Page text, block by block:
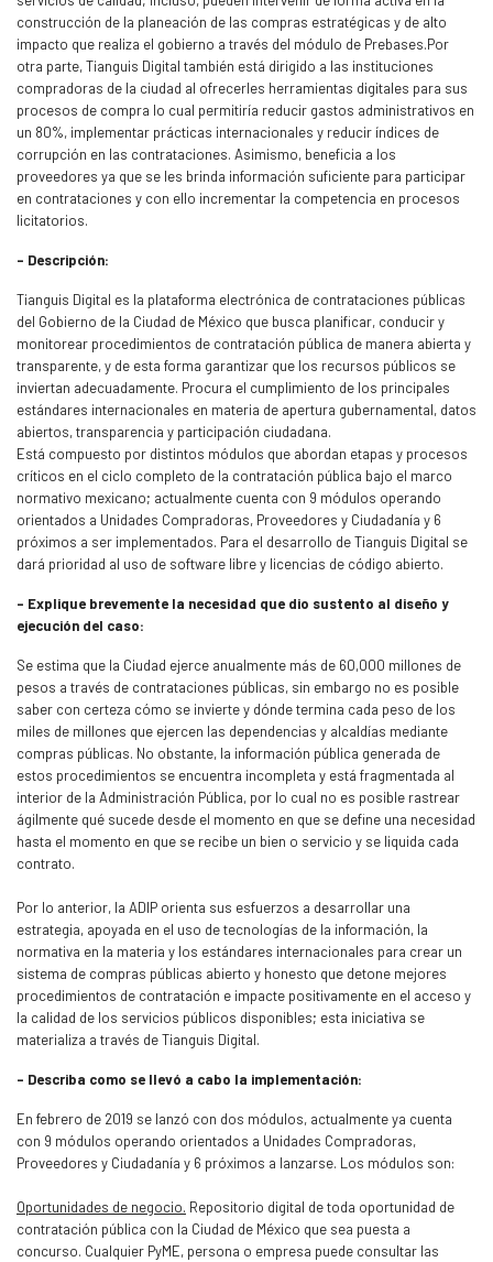
construcción de la planeación de las compras estratégicas y de alto
impacto que realiza el gobierno a través del módulo de Prebases.Por
otra parte, Tianguis Digital también está dirigido a las instituciones
compradoras de la ciudad al ofrecerles herramientas digitales para sus
procesos de compra lo cual permitiría reducir gastos administrativos en
un 80%, implementar prácticas internacionales y reducir índices de
corrupción en las contrataciones. Asimismo, beneficia a los
proveedores ya que se les brinda información suficiente para participar
en contrataciones y con ello incrementar la competencia en procesos
licitatorios.
- Descripción:
Tianguis Digital es la plataforma electrónica de contrataciones públicas
del Gobierno de la Ciudad de México que busca planificar, conducir y
monitorear procedimientos de contratación pública de manera abierta y
transparente, y de esta forma garantizar que los recursos públicos se
inviertan adecuadamente. Procura el cumplimiento de los principales
estándares internacionales en materia de apertura gubernamental, datos
abiertos, transparencia y participación ciudadana.
Está compuesto por distintos módulos que abordan etapas y procesos
críticos en el ciclo completo de la contratación pública bajo el marco
normativo mexicano; actualmente cuenta con 9 módulos operando
orientados a Unidades Compradoras, Proveedores y Ciudadanía y 6
próximos a ser implementados. Para el desarrollo de Tianguis Digital se
dará prioridad al uso de software libre y licencias de código abierto.
- Explique brevemente la necesidad que dio sustento al diseño y
ejecución del caso:
Se estima que la Ciudad ejerce anualmente más de 60,000 millones de
pesos a través de contrataciones públicas, sin embargo no es posible
saber con certeza cómo se invierte y dónde termina cada peso de los
miles de millones que ejercen las dependencias y alcaldías mediante
compras públicas. No obstante, la información pública generada de
estos procedimientos se encuentra incompleta y está fragmentada al
interior de la Administración Pública, por lo cual no es posible rastrear
ágilmente qué sucede desde el momento en que se define una necesidad
hasta el momento en que se recibe un bien o servicio y se liquida cada
contrato.
Por lo anterior, la ADIP orienta sus esfuerzos a desarrollar una
estrategia, apoyada en el uso de tecnologías de la información, la
normativa en la materia y los estándares internacionales para crear un
sistema de compras públicas abierto y honesto que detone mejores
procedimientos de contratación e impacte positivamente en el acceso y
la calidad de los servicios públicos disponibles; esta iniciativa se
materializa a través de Tianguis Digital.
- Describa como se llevó a cabo la implementación:
En febrero de 2019 se lanzó con dos módulos, actualmente ya cuenta
con 9 módulos operando orientados a Unidades Compradoras,
Proveedores y Ciudadanía y 6 próximos a lanzarse. Los módulos son:
Oportunidades de negocio. Repositorio digital de toda oportunidad de
contratación pública con la Ciudad de México que sea puesta a
concurso. Cualquier PyME, persona o empresa puede consultar las